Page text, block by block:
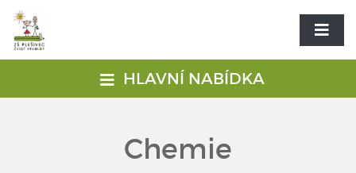
HLAVNÍ NABÍDKA
Chemie